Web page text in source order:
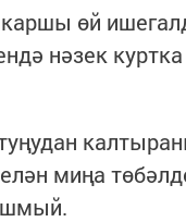
өй
нәзек
миңа